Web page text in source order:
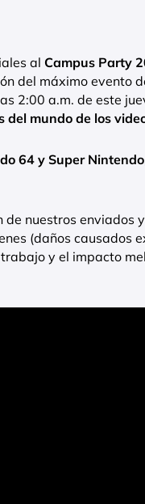
al Campus Party
del máximo evento
2:00 a.m. de este
mundo de los
64 y Super Nintendo
nuestros enviados
(daños causados
y el impacto